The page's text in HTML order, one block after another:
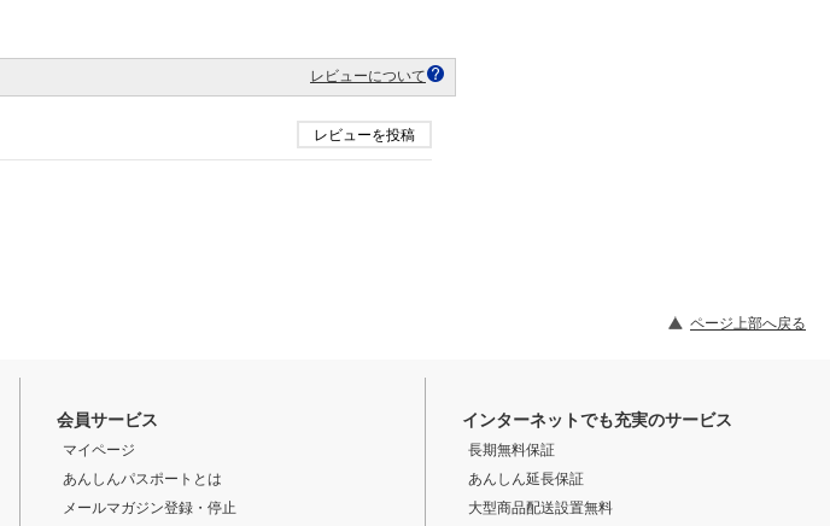
レビューについて
レビューを投稿
ページ上部へ戻る
会員サービス
マイページ
あんしんパスポートとは
メールマガジン登録・停止
インターネットでも充実のサービス
長期無料保証
あんしん延長保証
大型商品配送設置無料